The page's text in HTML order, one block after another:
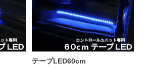
テープLED60cm